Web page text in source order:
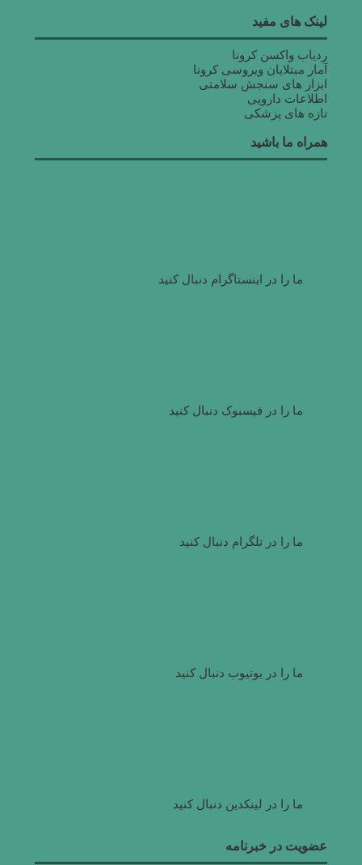
لینک های مفید
ردیاب واکسن کرونا
آمار مبتلایان ویروسی کرونا
ابزار های سنجش سلامتی
اطلاعات دارویی
تازه های پزشکی
همراه ما باشید
ما را در اینستاگرام دنبال کنید
ما را در فیسبوک دنبال کنید
ما را در تلگرام دنبال کنید
ما را در یوتیوب دنبال کنید
ما را در لینکدین دنبال کنید
عضویت در خبرنامه